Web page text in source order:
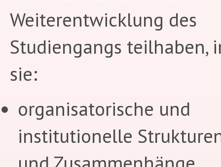
Weiterentwicklung des
Studiengangs teilhaben,
sie:
organisatorische und
institutionelle